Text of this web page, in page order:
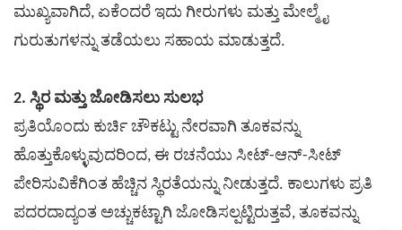
ಮುಖ್ಯವಾಗಿದೆ, ಏಕೆಂದರೆ ಇದು ಗೀರುಗಳು ಮತ್ತು ಮೇಲ್ಮೈ
ಗುರುತುಗಳನ್ನು ತಡೆಯಲು ಸಹಾಯ ಮಾಡುತ್ತದೆ.
2. ಸ್ಥಿರ ಮತ್ತು ಜೋಡಿಸಲು ಸುಲಭ
ಪ್ರತಿಯೊಂದು ಕುರ್ಚಿ ಚೌಕಟ್ಟು ನೇರವಾಗಿ ತೂಕವನ್ನು
ಹೊತ್ತುಕೊಳ್ಳುವುದರಿಂದ, ಈ ರಚನೆಯು ಸೀಟ್-ಆನ್-ಸೀಟ್
ಪೇರಿಸುವಿಕೆಗಿಂತ ಹೆಚ್ಚಿನ ಸ್ಥಿರತೆಯನ್ನು ನೀಡುತ್ತದೆ. ಕಾಲುಗಳು ಪ್ರತಿ
ಪದರದಾದ್ಯಂತ ಅಚ್ಚುಕಟ್ಟಾಗಿ ಜೋಡಿಸಲ್ಪಟ್ಟಿರುತ್ತವೆ, ತೂಕವನ್ನು